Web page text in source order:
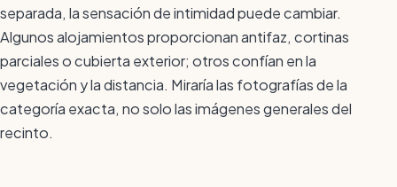
separada, la sensación de intimidad puede cambiar.
Algunos alojamientos proporcionan antifaz, cortinas
parciales o cubierta exterior; otros confían en la
vegetación y la distancia. Miraría las fotografías de la
categoría exacta, no solo las imágenes generales del
recinto.